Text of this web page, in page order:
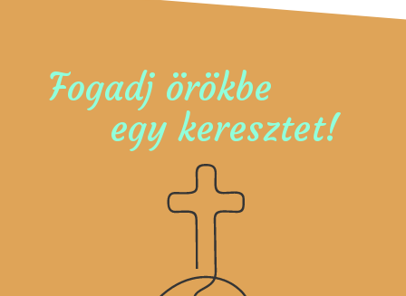
Fogadj örökbe
egy keresztet!